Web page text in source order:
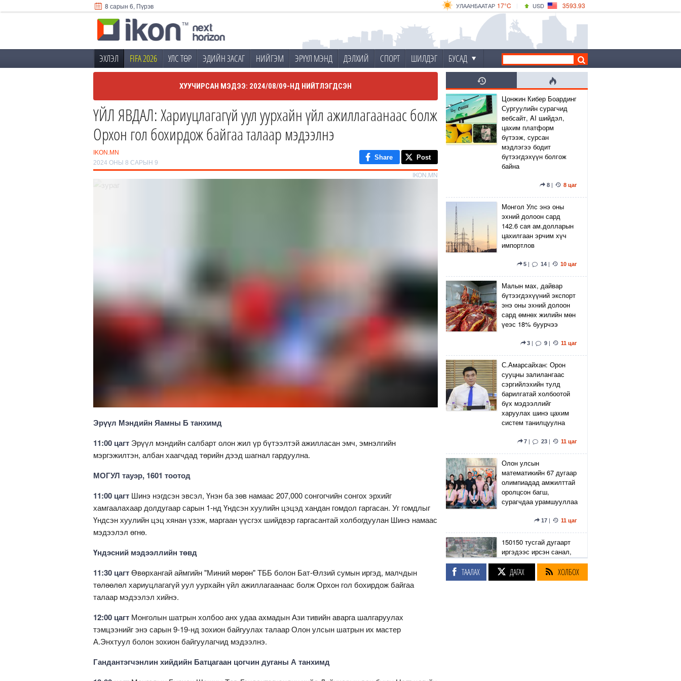
8 сарын 6, Пүрэв 17°C
УЛААНБААТАР
18°C
ДАРХАН
15°C
ЭРДЭНЭТ
USD 3593.93
4149.01
ЭХЛЭЛ FIFA 2026 УЛС ТӨР ЭДИЙН ЗАСАГ НИЙГЭМ ЭРҮҮЛ МЭНД ДЭЛХИЙ СПОРТ ШИЛДЭГ БУСАД
ХУУЧИРСАН МЭДЭЭ: 2024/08/09-НД НИЙТЛЭГДСЭН
ҮЙЛ ЯВДАЛ: Хариуцлагагүй уул уурхайн үйл ажиллагаанаас болж
Орхон гол бохирдож байгаа талаар мэдээлнэ
IKON.MN
2024 ОНЫ 8 САРЫН 9
Share Post
IKON.MN
Эрүүл Мэндийн Яамны Б танхимд
11:00 цагт Эрүүл мэндийн салбарт олон жил үр бүтээлтэй ажилласан эмч, эмнэлгийн
мэргэжилтэн, албан хаагчдад төрийн дээд шагнал гардуулна.
МОГУЛ тауэр, 1601 тоотод
11:00 цагт Шинэ нэгдсэн эвсэл, Үнэн ба зөв намаас 207,000 сонгогчийн сонгох эрхийг
хамгаалахаар долдугаар сарын 1-нд Үндсэн хуулийн цэцэд хандан гомдол гаргасан. Уг гомдлыг
Үндсэн хуулийн цэц хянан үзэж, маргаан үүсгэх шийдвэр гаргасантай холбогдуулан Шинэ намаас
мэдээлэл өгнө.
Үндэсний мэдээллийн төвд
11:30 цагтӨвөрхангай аймгийн "Миний мөрөн" ТББ болон Бат-Өлзий сумын иргэд, малчдын
төлөөлөл хариуцлагагүй уул уурхайн үйл ажиллагаанаас болж Орхон гол бохирдож байгаа
талаар мэдээлэл хийнэ.
12:00 цагт Монголын шатрын холбоо анх удаа ахмадын Ази тивийн аварга шалгаруулах
тэмцээнийг энэ сарын 9-19-нд зохион байгуулах талаар Олон улсын шатрын их мастер
А.Энхтуул болон зохион байгуулагчид мэдээлнэ.
Гандантэгчэнлин хийдийн Батцагаан цогчин дуганы А танхимд
Цонжин Кибер Боардинг
Сургуулийн сурагчид
вебсайт, AI шийдэл,
цахим платформ
бүтээж, сурсан
мэдлэгээ бодит
бүтээгдэхүүн болгож
байна
8| 8 цаг
Монгол Улс энэ оны
эхний долоон сард
142.6 сая ам.долларын
цахилгаан эрчим хүч
импортлов
5 | 14 | 10 цаг
Малын мах, дайвар
бүтээгдэхүүний экспорт
энэ оны эхний долоон
сард өмнөх жилийн мөн
үеэс 18% буурчээ
3 | 9 | 11 цаг
С.Амарсайхан: Орон
сууцны залилангаас
сэргийлэхийн тулд
барилгатай холбоотой
бүх мэдээллийг
харуулах шинэ цахим
систем танилцуулна
7 | 23 | 11 цаг
Олон улсын
математикийн 67 дугаар
олимпиадад амжилттай
оролцсон багш,
сурагчдаа урамшууллаа
17| 11 цаг
150150 тусгай дугаарт
иргэдээс ирсэн санал,
гомдлыг нийслэлийн
эрх бүхий 23 албан
тушаалтан хэрхэн
ТААЛАХ ДАГАХ ХОЛБОХ